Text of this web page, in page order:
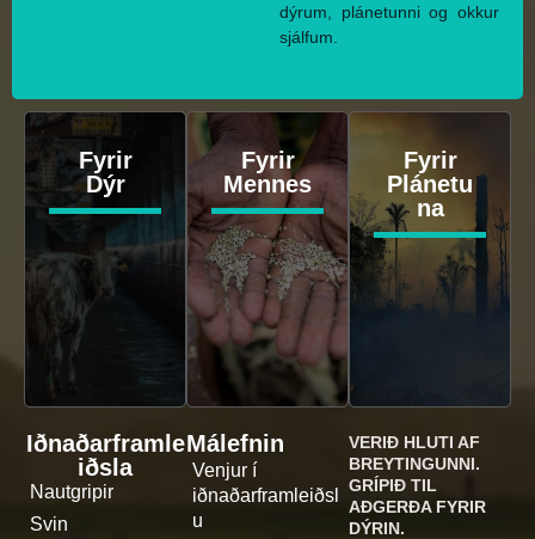
dýrum, plánetunni og okkur
sjálfum.
Fyrir
Dýr
Fyrir
Mennes
Fyrir
Plánetu
na
Iðnaðarframle
iðsla
Nautgripir
Svin
Málefnin
Venjur í
iðnaðarframleiðsl
u
VERIÐ HLUTI AF
BREYTINGUNNI.
GRÍPIÐ TIL
AÐGERÐA FYRIR
DÝRIN.